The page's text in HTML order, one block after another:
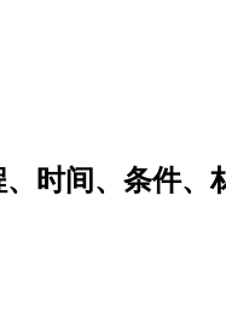
时间、条件、